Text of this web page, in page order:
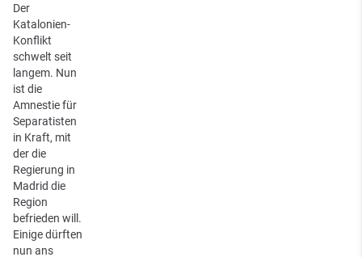
Der
Katalonien-
Konflikt
schwelt seit
langem. Nun
ist die
Amnestie für
Separatisten
in Kraft, mit
der die
Regierung in
Madrid die
Region
befrieden will.
Einige dürften
nun ans